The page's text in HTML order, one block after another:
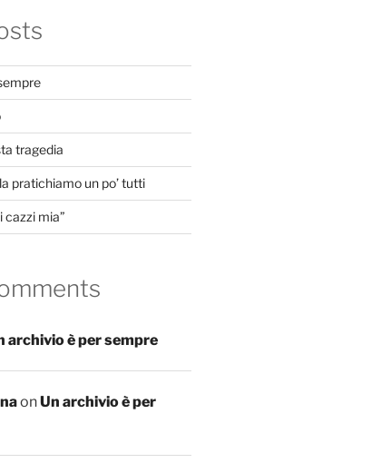
tragedia
pratichiamo un po’ tutti
cazzi mia”
archivio è per sempre
onUn archivio è per